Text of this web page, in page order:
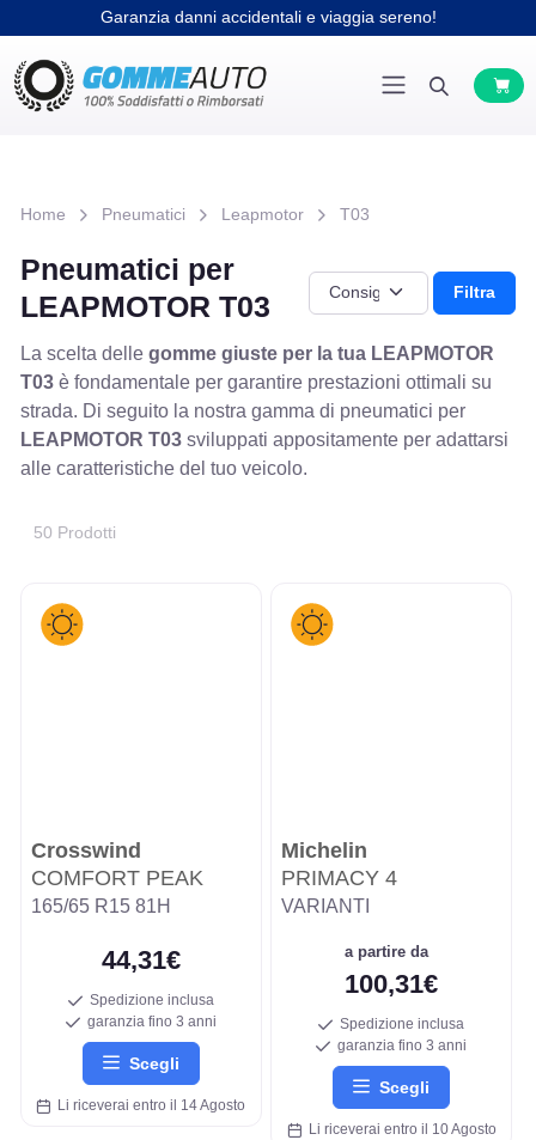
Garanzia danni accidentali e viaggia sereno!
Home Pneumatici Leapmotor T03
Pneumatici per
LEAPMOTOR T03
Filtra
La scelta delle gomme giuste per la tua LEAPMOTOR
T03è fondamentale per garantire prestazioni ottimali su
strada. Di seguito la nostra gamma di pneumatici per
LEAPMOTOR T03sviluppati appositamente per adattarsi
alle caratteristiche del tuo veicolo.
50 Prodotti
Crosswind
COMFORT PEAK
165/65 R15 81H
44,31€
Spedizione inclusa
garanzia fino 3 anni
Scegli
Li riceverai entro il 14 Agosto
Michelin
PRIMACY 4
VARIANTI
a partire da
100,31€
Spedizione inclusa
garanzia fino 3 anni
Scegli
Li riceverai entro il 10 Agosto